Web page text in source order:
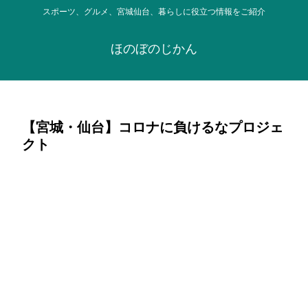
スポーツ、グルメ、宮城仙台、暮らしに役立つ情報をご紹介
ほのぼのじかん
【宮城・仙台】コロナに負けるなプロジェ
クト